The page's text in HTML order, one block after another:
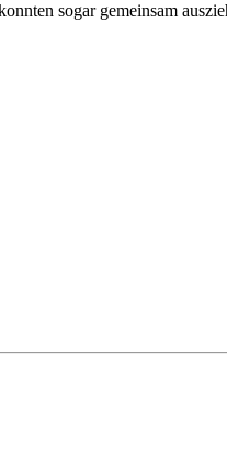
sogar gemeinsam